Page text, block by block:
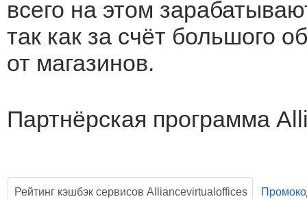
всего на этом
так как за счёт большого
от магазинов.
Партнёрская программа
Рейтинг кэшбэк сервисов Alliancevirtualoffices